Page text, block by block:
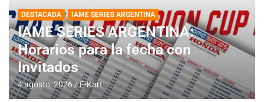
DESTACADA IAME SERIES ARGENTINA
IAME SERIES ARGENTINA:
Horarios para la fecha con
Invitados
4 agosto, 2026 E-Kart